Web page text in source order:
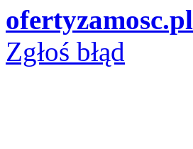
ofertyzamosc.pl
Zgłoś błąd